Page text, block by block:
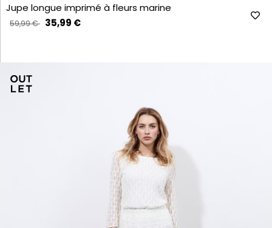
Jupe longue imprimé à fleurs marine
59,99 € 35,99 €